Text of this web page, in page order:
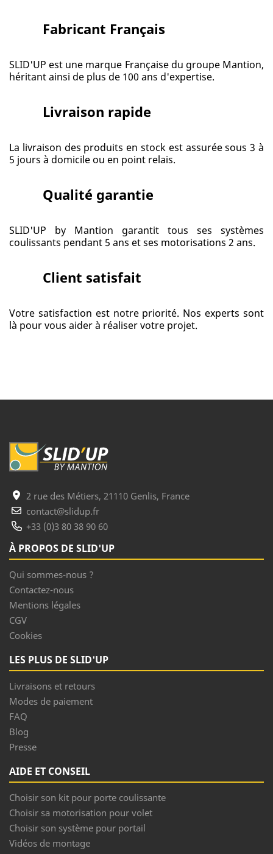
Fabricant Français
SLID'UP est une marque Française du groupe Mantion,
héritant ainsi de plus de 100 ans d'expertise.
Livraison rapide
La livraison des produits en stock est assurée sous 3 à
5 jours à domicile ou en point relais.
Qualité garantie
SLID'UP by Mantion garantit tous ses systèmes
coulissants pendant 5 ans et ses motorisations 2 ans.
Client satisfait
Votre satisfaction est notre priorité. Nos experts sont
là pour vous aider à réaliser votre projet.
2 rue des Métiers, 21110 Genlis, France
contact@slidup.fr
+33 (0)3 80 38 90 60
À PROPOS DE SLID'UP
Qui sommes-nous ?
Contactez-nous
Mentions légales
CGV
Cookies
LES PLUS DE SLID'UP
Livraisons et retours
Modes de paiement
FAQ
Blog
Presse
AIDE ET CONSEIL
Choisir son kit pour porte coulissante
Choisir sa motorisation pour volet
Choisir son système pour portail
Vidéos de montage